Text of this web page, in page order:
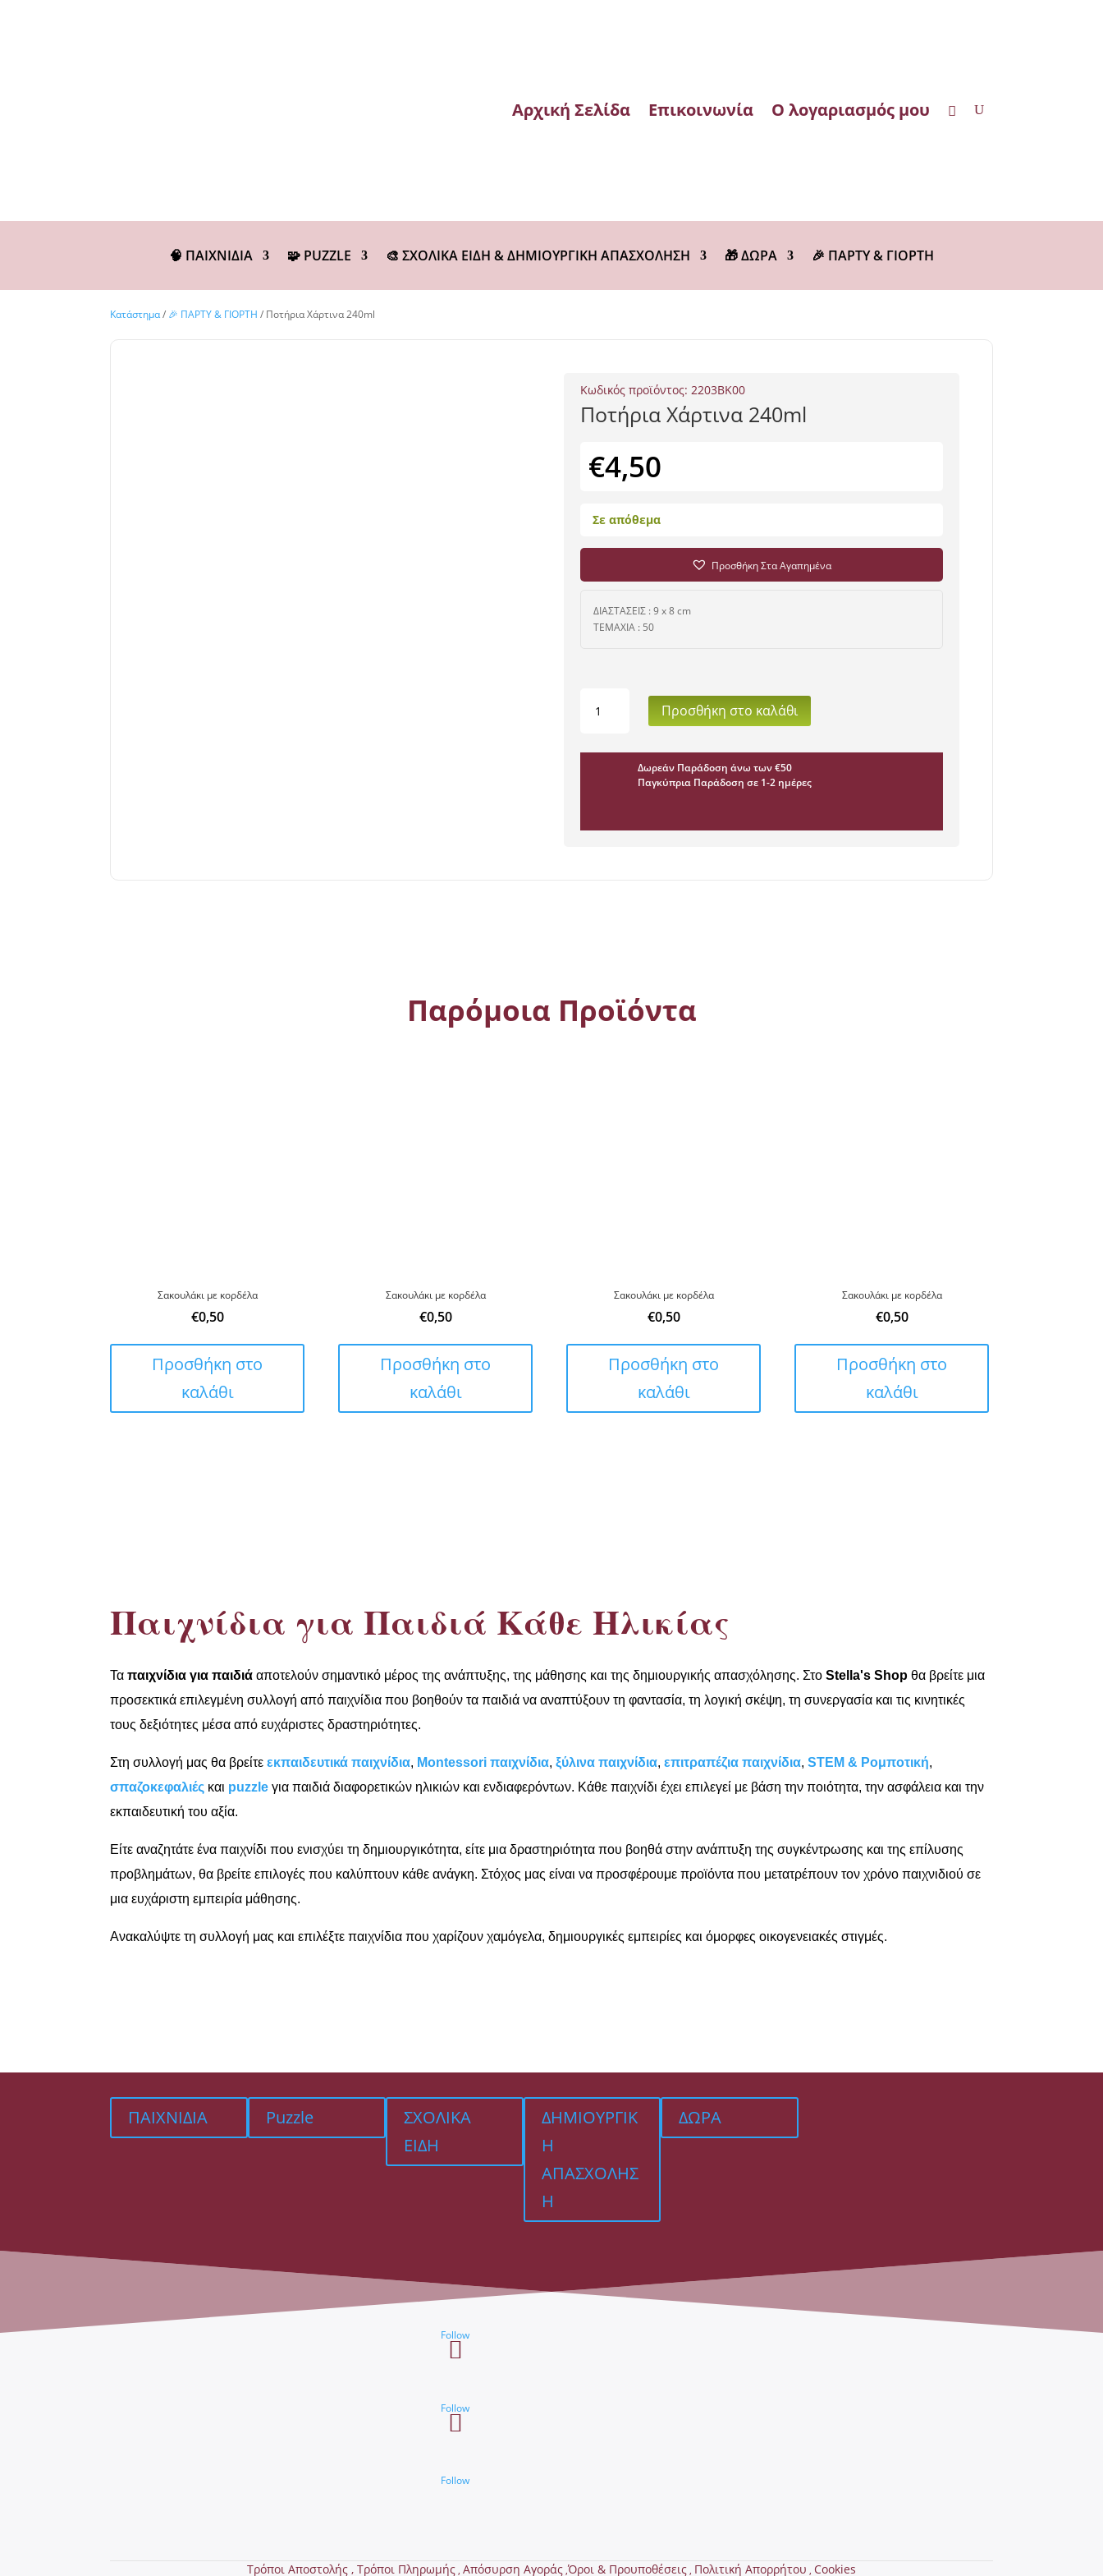
Αρχική Σελίδα Επικοινωνία Ο λογαριασμός μου
🧠 ΠΑΙΧΝΙΔΙΑ 🧩 PUZZLE 🎨 ΣΧΟΛΙΚΑ ΕΙΔΗ & ΔΗΜΙΟΥΡΓΙΚΗ ΑΠΑΣΧΟΛΗΣΗ 🎁 ΔΩΡΑ 🎉 ΠΑΡΤΥ & ΓΙΟΡΤΗ
Κατάστημα/ 🎉 ΠΑΡΤΥ & ΓΙΟΡΤΗ / Ποτήρια Χάρτινα 240ml
Κωδικός προϊόντος: 2203BK00
Ποτήρια Χάρτινα 240ml
€4,50
Σε απόθεμα
Προσθήκη Στα Αγαπημένα
ΔΙΑΣΤΑΣΕΙΣ : 9 x 8 cm
ΤΕΜΑΧΙΑ : 50
Χάρτινα
Προσθήκη στο καλάθι
Δωρεάν Παράδοση άνω των €50
Παγκύπρια Παράδοση σε 1-2 ημέρες
Παρόμοια Προϊόντα
Σακουλάκι με κορδέλα
€0,50
Προσθήκη στο
καλάθι
Σακουλάκι με κορδέλα
€0,50
Προσθήκη στο
καλάθι
Σακουλάκι με κορδέλα
€0,50
Προσθήκη στο
καλάθι
Σακουλάκι με κορδέλα
€0,50
Προσθήκη στο
καλάθι
Παιχνίδια για Παιδιά Κάθε Ηλικίας
Ταπαιχνίδια για παιδιά αποτελούν σημαντικό μέρος της ανάπτυξης, της μάθησης και της δημιουργικής απασχόλησης. ΣτοStella's Shop θα βρείτε μια
προσεκτικά επιλεγμένη συλλογή από παιχνίδια που βοηθούν τα παιδιά να αναπτύξουν τη φαντασία, τη λογική σκέψη, τη συνεργασία και τις κινητικές
τους δεξιότητες μέσα από ευχάριστες δραστηριότητες.
Στη συλλογή μας θα βρείτεεκπαιδευτικά παιχνίδια, Montessori παιχνίδια,ξύλινα παιχνίδια,επιτραπέζια παιχνίδια,STEM & Ρομποτική,
σπαζοκεφαλιές και puzzle για παιδιά διαφορετικών ηλικιών και ενδιαφερόντων. Κάθε παιχνίδι έχει επιλεγεί με βάση την ποιότητα, την ασφάλεια και την
εκπαιδευτική του αξία.
Είτε αναζητάτε ένα παιχνίδι που ενισχύει τη δημιουργικότητα, είτε μια δραστηριότητα που βοηθά στην ανάπτυξη της συγκέντρωσης και της επίλυσης
προβλημάτων, θα βρείτε επιλογές που καλύπτουν κάθε ανάγκη. Στόχος μας είναι να προσφέρουμε προϊόντα που μετατρέπουν τον χρόνο παιχνιδιού σε
μια ευχάριστη εμπειρία μάθησης.
Ανακαλύψτε τη συλλογή μας και επιλέξτε παιχνίδια που χαρίζουν χαμόγελα, δημιουργικές εμπειρίες και όμορφες οικογενειακές στιγμές.
ΠΑΙΧΝΙΔΙΑ Puzzle
ΣΧΟΛΙΚΑ
ΕΙΔΗ
ΔΗΜΙΟΥΡΓΙΚ
Η
ΑΠΑΣΧΟΛΗΣ
Η
ΔΩΡΑ
Follow
Follow
Follow
Τρόποι Αποστολής , Τρόποι Πληρωμής , Απόσυρση Αγοράς ,Όροι & Προυποθέσεις , Πολιτική Απορρήτου , Cookies